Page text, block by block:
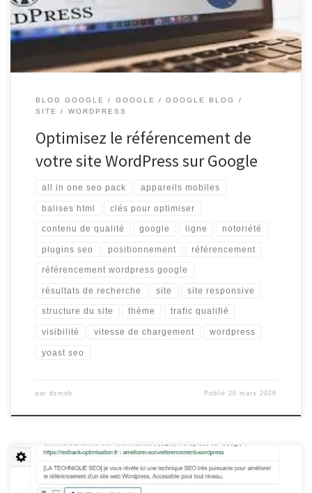
positionnement dans les résultats de recherche peut générer un
trafic qualifié et augmenter […]
BLOG GOOGLE GOOGLE
GOOGLE BLOG
SITE
WORDPRESS
Optimisez le référencement de
votre site WordPress sur Google
all in one seo pack appareils mobiles
balises html clés pour optimiser
contenu de qualité google ligne notoriété
plugins seo positionnement référencement
référencement wordpress google
résultats de recherche site site responsive
structure du site thème trafic qualifié
visibilité vitesse de chargement wordpress
yoast seo
par dzmob Publié20 mars 2026